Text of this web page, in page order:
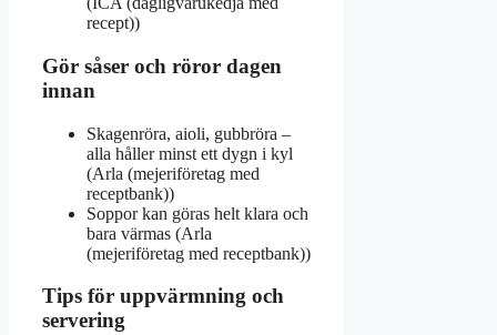
recept))
Gör såser och röror dagen
innan
Skagenröra, aioli, gubbröra –
alla håller minst ett dygn i kyl
(Arla (mejeriföretag med
receptbank))
Soppor kan göras helt klara och
bara värmas (Arla
(mejeriföretag med receptbank))
Tips för uppvärmning och
servering